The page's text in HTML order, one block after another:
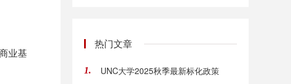
业基
热门文章
1. UNC大学2025秋季最新标化政策